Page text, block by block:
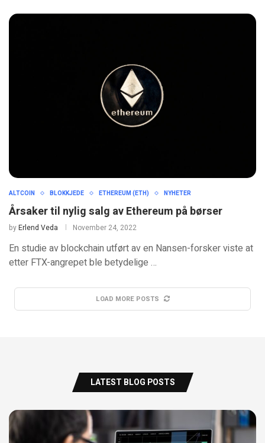
ALTCOIN BLOKKJEDE ETHEREUM (ETH) NYHETER
Årsaker til nylig salg av Ethereum på børser
byErlend Veda November 24, 2022
En studie av blockchain utført av en Nansen-forsker viste at
etter FTX-angrepet ble betydelige …
LOAD MORE POSTS
LATEST BLOG POSTS